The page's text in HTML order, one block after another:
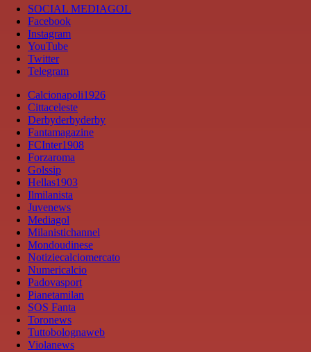
SOCIAL MEDIAGOL
Facebook
Instagram
YouTube
Twitter
Telegram
Calcionapoli1926
Cittaceleste
Derbyderbyderby
Fantamagazine
FCInter1908
Forzaroma
Golssip
Hellas1903
Ilmilanista
Juvenews
Mediagol
Milanistichannel
Mondoudinese
Notiziecalciomercato
Numericalcio
Padovasport
Pianetamilan
SOS Fanta
Toronews
Tuttobolognaweb
Violanews